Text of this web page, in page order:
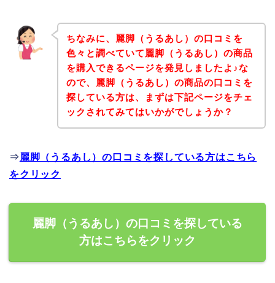
ちなみに、麗脚（うるあし）の口コミを
色々と調べていて麗脚（うるあし）の商品
を購入できるページを発見しましたよ♪な
ので、麗脚（うるあし）の商品の口コミを
探している方は、まずは下記ページをチェ
ックされてみてはいかがでしょうか？
⇒ 麗脚（うるあし）の口コミを探している方はこちら
をクリック
麗脚（うるあし）の口コミを探している
方はこちらをクリック